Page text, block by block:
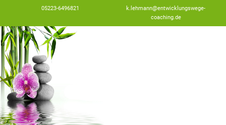
k.lehmann@entwicklungswege-
coaching.de
05223-6496821
springen